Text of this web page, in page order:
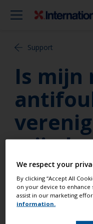
Support
Is mijn
mijn
verf?
U heeft de
het meest geschikt
We respect your
By clicking “Accept All
on your device to enhance
assist in our marketing
information.